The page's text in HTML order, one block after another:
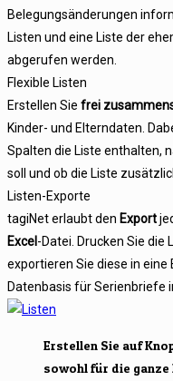
Belegungsänderungen
Listen und eine Liste der
abgerufen werden.
Flexible Listen
Erstellen Sie frei
Kinder- und Elterndaten.
Spalten die Liste enthalten,
soll und ob die Liste
Listen-Exporte
tagiNet erlaubt den Export
Excel-Datei. Drucken Sie die
exportieren Sie diese in eine
Datenbasis für Serienbriefe
Erstellen Sie auf
sowohl für die